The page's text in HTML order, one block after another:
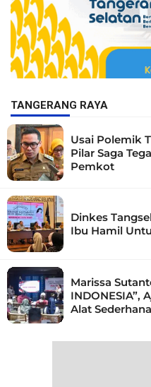
TANGERANG RAYA
Usai Polemik
Pilar Saga
Pemkot
Dinkes
Ibu Hamil
Marissa
INDONESIA”,
Alat